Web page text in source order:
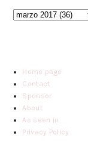
Home page
Contact
Sponsor
About
As seen in
Privacy Policy